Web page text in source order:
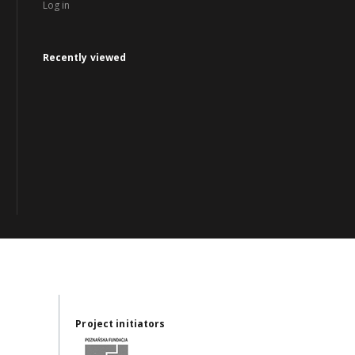
Log in
Recently viewed
Project initiators